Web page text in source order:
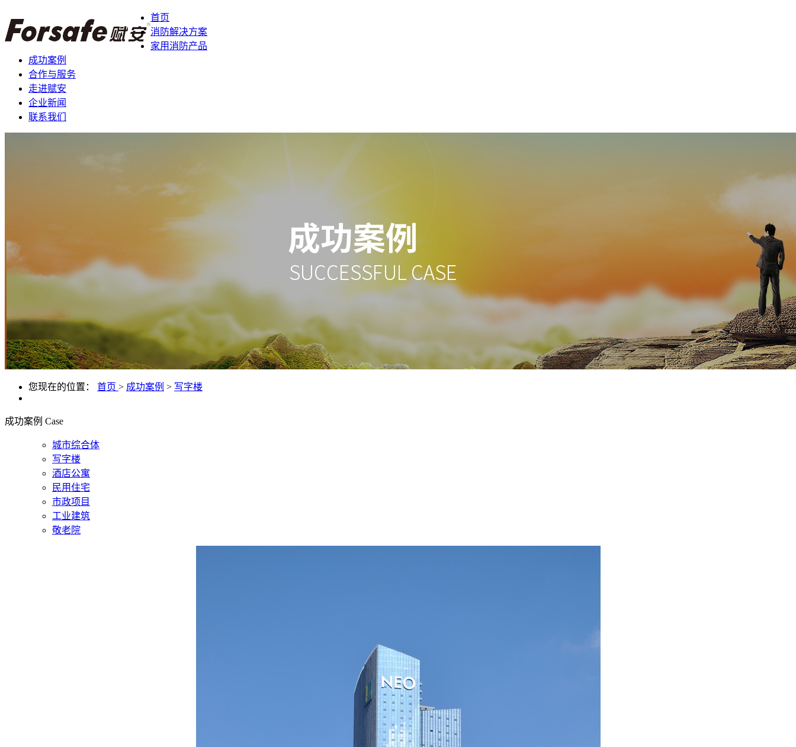
首页
消防解决方案
家用消防产品
成功案例
合作与服务
走进赋安
企业新闻
联系我们
您现在的位置： 首页 > 成功案例 > 写字楼
成功案例 Case
城市综合体
写字楼
酒店公寓
民用住宅
市政项目
工业建筑
敬老院